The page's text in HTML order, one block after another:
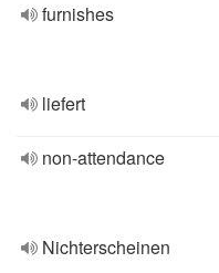
furnishes
liefert
non-attendance
Nichterscheinen